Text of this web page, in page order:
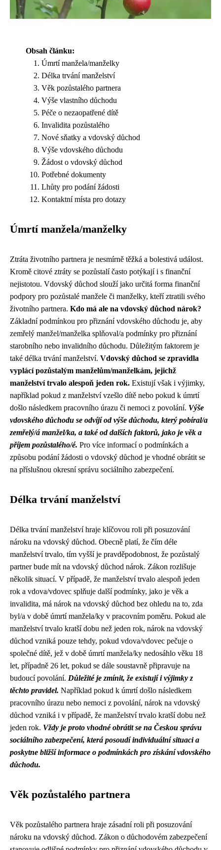
Obsah článku:
Úmrtí manžela/manželky
Délka trvání manželství
Věk pozůstalého partnera
Výše vlastního důchodu
Péče o nezaopatřené dítě
Invalidita pozůstalého
Nové sňatky a vdovský důchod
Výše vdovského důchodu
Žádost o vdovský důchod
Potřebné dokumenty
Lhůty pro podání žádosti
Kontaktní místa pro dotazy
Úmrtí manžela/manželky
Ztráta životního partnera je nesmírně těžká a bolestivá událost.
Kromě citové ztráty se pozůstalí často potýkají i s finanční
nejistotou. Vdovský důchod slouží jako určitá forma finanční
podpory pro pozůstalé manžele či manželky, kteří ztratili svého
životního partnera. Kdo má ale na vdovský důchod nárok?
Základní podmínkou pro přiznání vdovského důchodu je, aby
zemřelý manžel/manželka splňoval/a podmínky pro přiznání
starobního nebo invalidního důchodu. Důležitým faktorem je
také délka trvání manželství. Vdovský důchod se zpravidla
vyplácí pozůstalým manželům/manželkám, jejichž
manželství trvalo alespoň jeden rok. Existují však i výjimky,
například pokud z manželství vzešlo dítě nebo pokud k úmrtí
došlo následkem pracovního úrazu či nemoci z povolání. Výše
vdovského důchodu se odvíjí od výše důchodu, který pobíral/a
zemřelý/á manžel/ka, a také od dalších faktorů, jako je věk a
příjem pozůstalého/é. Pro více informací o podmínkách a
způsobu podání žádosti o vdovský důchod je vhodné obrátit se
na příslušnou okresní správu sociálního zabezpečení.
Délka trvání manželství
Délka trvání manželství hraje klíčovou roli při posuzování
nároku na vdovský důchod. Obecně platí, že čím déle
manželství trvalo, tím vyšší je pravděpodobnost, že pozůstalý
partner bude mít na vdovský důchod nárok. Zákon rozlišuje
několik situací. V případě, že manželství trvalo alespoň jeden
rok a vdova/vdovec splňuje další podmínky, jako je věk a
invalidita, má nárok na vdovský důchod bez ohledu na to, zda
byl/a v době úmrtí manžela/ky v pracovním poměru. Pokud ale
manželství trvalo kratší dobu než jeden rok, nárok na vdovský
důchod vzniká pouze tehdy, pokud vdova/vdovec pečuje o
společné dítě, jež v době úmrtí manžela/ky nedosáhlo věku 18
let, případně 26 let, pokud se dále soustavně připravuje na
budoucí povolání. Důležité je zmínit, že existují i výjimky z
těchto pravidel. Například pokud k úmrtí došlo následkem
pracovního úrazu nebo nemoci z povolání, nárok na vdovský
důchod vzniká i v případě, že manželství trvalo kratší dobu než
jeden rok. Vždy je proto vhodné obrátit se na Českou správu
sociálního zabezpečení, která posoudí individuální situaci a
poskytne bližší informace o podmínkách pro získání vdovského
důchodu.
Věk pozůstalého partnera
Věk pozůstalého partnera hraje zásadní roli při posuzování
nároku na vdovský důchod. Zákon o důchodovém zabezpečení